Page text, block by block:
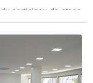
participou da etapa
Prefeitura
e destacar o papel
com o
dos municípios, a
o empreendedorismo,